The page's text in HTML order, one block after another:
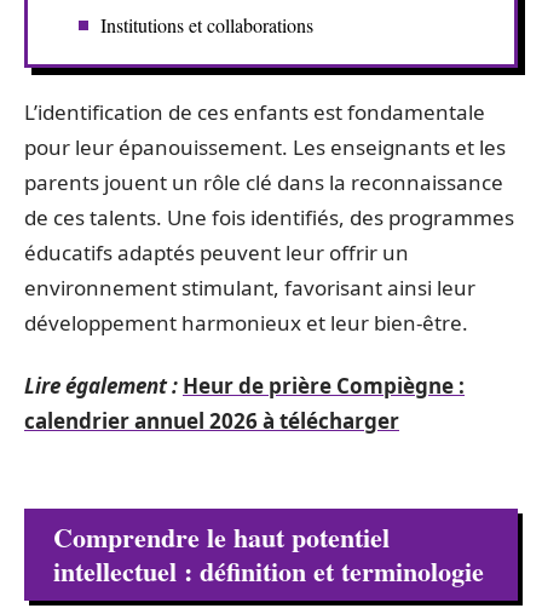
Institutions et collaborations
L’identification de ces enfants est fondamentale
pour leur épanouissement. Les enseignants et les
parents jouent un rôle clé dans la reconnaissance
de ces talents. Une fois identifiés, des programmes
éducatifs adaptés peuvent leur offrir un
environnement stimulant, favorisant ainsi leur
développement harmonieux et leur bien-être.
Lire également : Heur de prière Compiègne :
calendrier annuel 2026 à télécharger
Comprendre le haut potentiel
intellectuel : définition et terminologie